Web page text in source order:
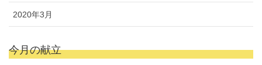
2020年3月
今月の献立